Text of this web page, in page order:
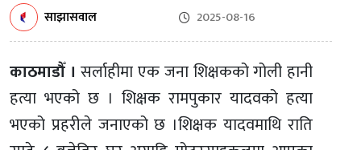
साझासवाल 2025-08-16
काठमाडौँ । सर्लाहीमा एक जना शिक्षकको गोली हानी
हत्या भएको छ । शिक्षक रामपुकार यादवको हत्या
भएको प्रहरीले जनाएको छ ।शिक्षक यादवमाथि राति